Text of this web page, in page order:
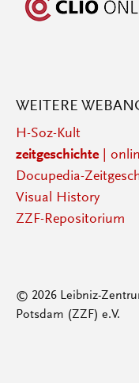
WEITERE
H-Soz-Kult
zeitgeschichte|
Docupedia-
Visual History
ZZF-Repositorium
© 2026 Leibniz-
Potsdam (ZZF) e.V.